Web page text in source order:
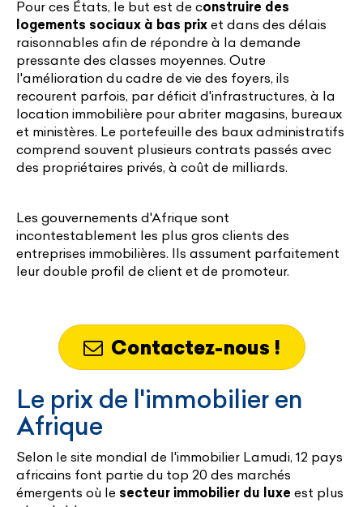
Pour ces États, le but est de construire des
logements sociaux à bas prix et dans des délais
raisonnables afin de répondre à la demande
pressante des classes moyennes. Outre
l'amélioration du cadre de vie des foyers, ils
recourent parfois, par déficit d'infrastructures, à la
location immobilière pour abriter magasins, bureaux
et ministères. Le portefeuille des baux administratifs
comprend souvent plusieurs contrats passés avec
des propriétaires privés, à coût de milliards.
Les gouvernements d'Afrique sont
incontestablement les plus gros clients des
entreprises immobilières. Ils assument parfaitement
leur double profil de client et de promoteur.
Contactez-nous !
Le prix de l'immobilier en
Afrique
Selon le site mondial de l'immobilier Lamudi, 12 pays
africains font partie du top 20 des marchés
émergents où le secteur immobilier du luxe est plus